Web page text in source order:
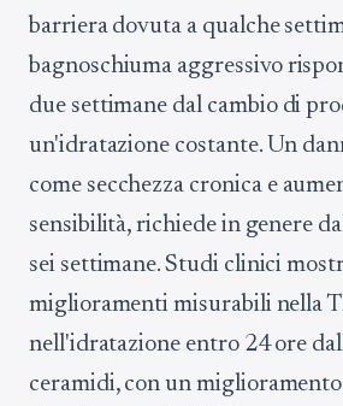
barriera dovuta a qualche
bagnoschiuma aggressivo
due settimane dal cambio di
un'idratazione costante. Un
come secchezza cronica e
sensibilità, richiede in genere
sei settimane. Studi clinici
miglioramenti misurabili nella
nell'idratazione entro 24 ore
ceramidi, con un